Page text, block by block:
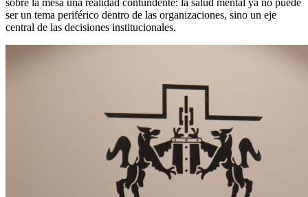
ser un tema periférico dentro de las organizaciones, sino un eje
central de las decisiones institucionales.